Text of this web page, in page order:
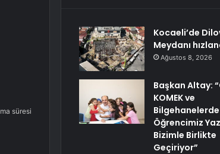
süresi
Kocaeli’de
Meydanı
Ağustos 8, 2026
Başkan Altay:
KOMEK ve
Bilgehanelerde
Öğrencimiz Yaz
Bizimle Birlikte
Geçiriyor”